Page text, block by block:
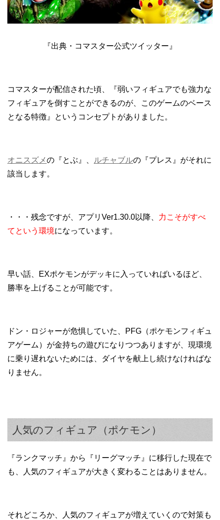
『出典・コマスター公式ツイッター』
コマスターが配信された頃、『弱いフィギュアでも強力な
フィギュアを倒すことができるのが、このゲームのベース
となる特徴』というコンセプトがありました。
オニスズメの『とぶ』、 ルチャブルの『プレス』がそれに
該当します。
・・・残念ですが、アプリVer1.30.0以降、 力こそがすべ
てという環境になっています。
早い話、EXポケモンがデッキに入っていればいるほど、
勝率を上げることが可能です。
ドン・ロジャーが危惧していた、PFG（ポケモンフィギュ
アゲーム）が金持ちの遊びになりつつありますが、現環境
に乗り遅れないためには、ダイヤを献上し続けなければな
りません。
人気のフィギュア（ポケモン）
『ランクマッチ』から『リーグマッチ』に移行した現在で
も、人気のフィギュアが大きく変わることはありません。
それどころか、人気のフィギュアが増えていくので対策も